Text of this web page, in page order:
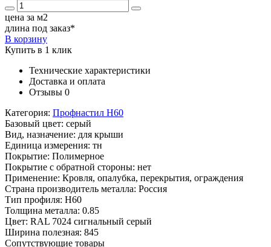
цена за м2
длина под заказ*
В корзину
Купить в 1 клик
Технические характеристики
Доставка и оплата
Отзывы 0
Категория: Профнастил Н60
Базовый цвет: серый
Вид, назначение: для крыши
Единица измерения: тн
Покрытие: Полимерное
Покрытие с обратной стороны: нет
Применение: Кровля, опалубка, перекрытия, ограждения
Страна производитель металла: Россия
Тип профиля: Н60
Толщина металла: 0.85
Цвет: RAL 7024 сигнальный серый
Ширина полезная: 845
Сопутствующие товары